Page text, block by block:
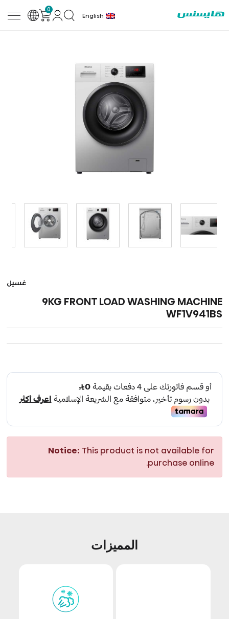
English
0
غسيل
9KG FRONT LOAD WASHING MACHINE
WF1V941BS
Notice: This product is not available for
purchase online.
المميزات